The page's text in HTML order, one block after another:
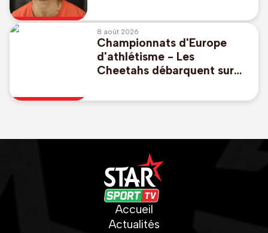
plus de plafond!"
8 août 2026
Championnats d'Europe
d'athlétisme - Les
Cheetahs débarquent sur
conviction et des objectifs
Accueil
Actualités